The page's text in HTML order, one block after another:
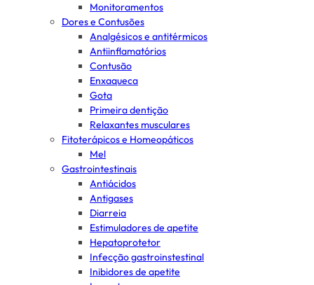
Monitoramentos
Dores e Contusões
Analgésicos e antitérmicos
Antiinflamatórios
Contusão
Enxaqueca
Gota
Primeira dentição
Relaxantes musculares
Fitoterápicos e Homeopáticos
Mel
Gastrointestinais
Antiácidos
Antigases
Diarreia
Estimuladores de apetite
Hepatoprotetor
Infecção gastroinstestinal
Inibidores de apetite